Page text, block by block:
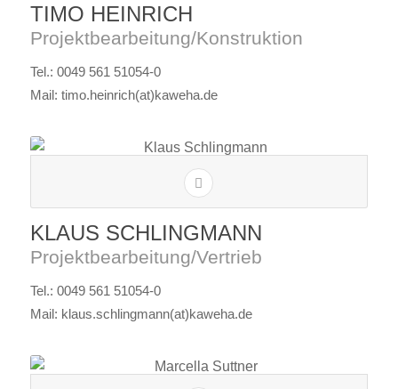
TIMO HEINRICH
Projektbearbeitung/Konstruktion
Tel.: 0049 561 51054-0
Mail: timo.heinrich(at)kaweha.de
KLAUS SCHLINGMANN
Projektbearbeitung/Vertrieb
Tel.: 0049 561 51054-0
Mail: klaus.schlingmann(at)kaweha.de